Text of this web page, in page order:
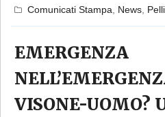
Comunicati Stampa
News
EMERGENZA
VISONE-UOMO?